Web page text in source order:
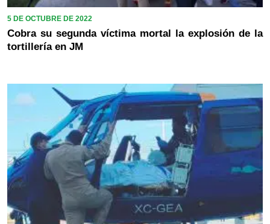
5 DE OCTUBRE DE 2022
Cobra su segunda víctima mortal la explosión de la
tortillería en JM